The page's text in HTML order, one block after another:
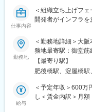
・ゼロからのアー
に携わることがで
■配属部署：デジタ
ベロップメントオフ
「デジタルイノベー
適用することで、
いくために、プロフ
仕事内容
＜組織立ち上げフ
開発者がインフラ
を軸に、開発者の
リを目指し、ツール
提供を担います。
■職務詳細：
・セルフサービス
構築・運用
勤務地
＜勤務地詳細＞大
務地最寄駅：御堂
更の範囲：会社の
【最寄り駅】
肥後橋駅、淀屋橋駅
給与
＜予定年収＞600万
し＜賃金内訳＞月